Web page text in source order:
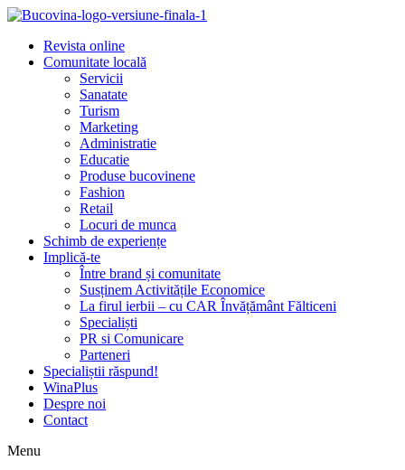
Revista online
Comunitate locală
Servicii
Sanatate
Turism
Marketing
Administratie
Educatie
Produse bucovinene
Fashion
Retail
Locuri de munca
Schimb de experiențe
Implică-te
Între brand și comunitate
Susținem Activitățile Economice
La firul ierbii – cu CAR Învățământ Fălticeni
Specialiști
PR si Comunicare
Parteneri
Specialiștii răspund!
WinaPlus
Despre noi
Contact
Menu